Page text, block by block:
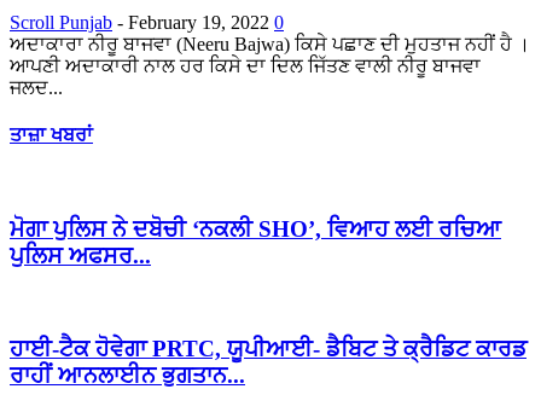
Scroll Punjab - February 19, 2022 0
ਅਦਾਕਾਰਾ ਨੀਰੂ ਬਾਜਵਾ (Neeru Bajwa) ਕਿਸੇ ਪਛਾਣ ਦੀ ਮੁਹਤਾਜ ਨਹੀਂ ਹੈ ।
ਆਪਣੀ ਅਦਾਕਾਰੀ ਨਾਲ ਹਰ ਕਿਸੇ ਦਾ ਦਿਲ ਜਿੱਤਣ ਵਾਲੀ ਨੀਰੂ ਬਾਜਵਾ
ਜਲਦ...
ਤਾਜ਼ਾ ਖਬਰਾਂ
ਮੋਗਾ ਪੁਲਿਸ ਨੇ ਦਬੋਚੀ ‘ਨਕਲੀ SHO’, ਵਿਆਹ ਲਈ ਰਚਿਆ
ਪੁਲਿਸ ਅਫਸਰ...
ਹਾਈ-ਟੈਕ ਹੋਵੇਗਾ PRTC, ਯੂਪੀਆਈ- ਡੈਬਿਟ ਤੇ ਕ੍ਰੈਡਿਟ ਕਾਰਡ
ਰਾਹੀਂ ਆਨਲਾਈਨ ਭੁਗਤਾਨ...